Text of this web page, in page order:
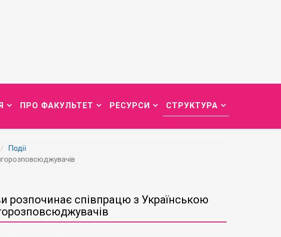
ПРО ФАКУЛЬТЕТ РЕСУРСИ СТРУКТУРА
Події
розпочинає співпрацю з Українською